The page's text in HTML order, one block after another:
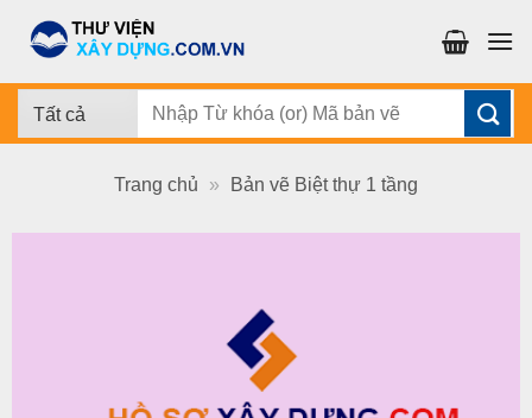
đến
dung
Tìm
Trang chủ » Bản vẽ Biệt thự 1 tầng